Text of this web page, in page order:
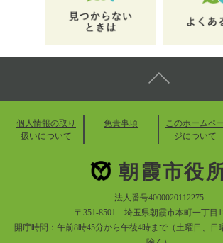
個人情報の取り
扱いについて
免責事項
このホームペ
ジについて
朝霞市役
法人番号4000020112275
〒351-8501 埼玉県朝霞市本町一丁目
開庁時間：午前8時45分から午後4時まで（土曜日、日